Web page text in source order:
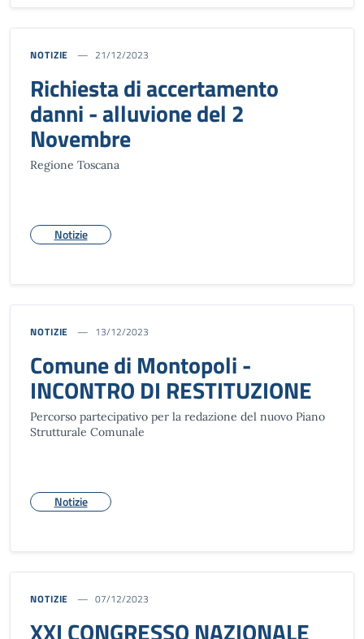
NOTIZIE 21/12/2023
Richiesta di accertamento
danni - alluvione del 2
Novembre
Regione Toscana
Notizie
NOTIZIE 13/12/2023
Comune di Montopoli -
INCONTRO DI RESTITUZIONE
Percorso partecipativo per la redazione del nuovo Piano
Strutturale Comunale
Notizie
NOTIZIE 07/12/2023